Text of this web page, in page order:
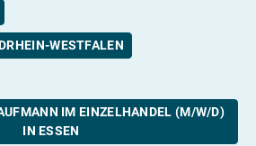
WESTFALEN
IM EINZELHANDEL (M/W/D)
IN ESSEN